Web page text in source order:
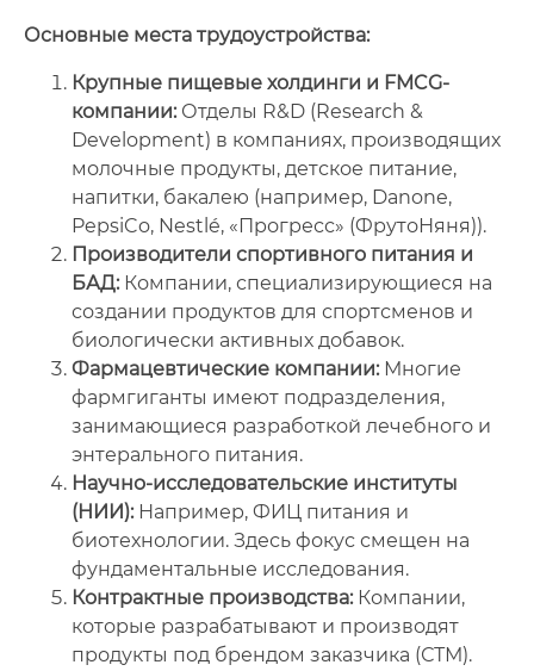
Основные места трудоустройства:
Крупные пищевые холдинги и FMCG-
компании:Отделы R&D (Research &
Development) в компаниях, производящих
молочные продукты, детское питание,
напитки, бакалею (например, Danone,
PepsiCo, Nestlé, «Прогресс» (ФрутоНяня)).
Производители спортивного питания и
БАД:Компании, специализирующиеся на
создании продуктов для спортсменов и
биологически активных добавок.
Фармацевтические компании:Многие
фармгиганты имеют подразделения,
занимающиеся разработкой лечебного и
энтерального питания.
Научно-исследовательские институты
(НИИ):Например, ФИЦ питания и
биотехнологии. Здесь фокус смещен на
фундаментальные исследования.
Контрактные производства:Компании,
которые разрабатывают и производят
продукты под брендом заказчика (СТМ).